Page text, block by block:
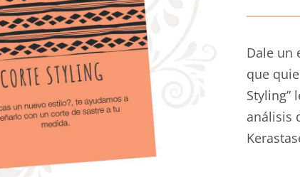
Dale un
que
Styling”
análisis